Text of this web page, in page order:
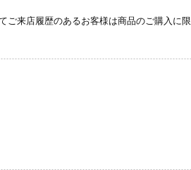
来店履歴のあるお客様は商品のご購入に限